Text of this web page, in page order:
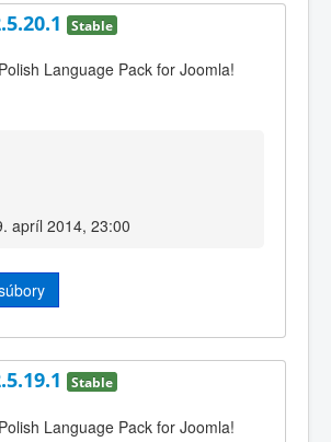
Stable
Language Pack for Joomla!
apríl 2014, 23:00
Stable
Language Pack for Joomla!